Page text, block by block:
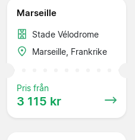
Marseille
Stade Vélodrome
Marseille, Frankrike
Pris från
3 115 kr